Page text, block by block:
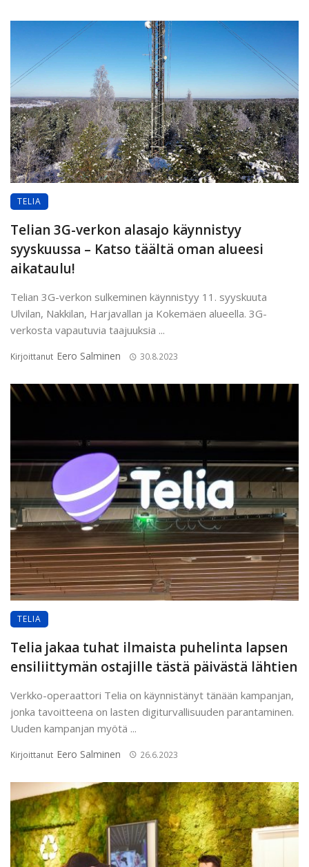
TELIA
Telian 3G-verkon alasajo käynnistyy
syyskuussa – Katso täältä oman alueesi
aikataulu!
Telian 3G-verkon sulkeminen käynnistyy 11. syyskuuta
Ulvilan, Nakkilan, Harjavallan ja Kokemäen alueella. 3G-
verkosta vapautuvia taajuuksia ...
Kirjoittanut Eero Salminen 30.8.2023
TELIA
Telia jakaa tuhat ilmaista puhelinta lapsen
ensiliittymän ostajille tästä päivästä lähtien
Verkko-operaattori Telia on käynnistänyt tänään kampanjan,
jonka tavoitteena on lasten digiturvallisuuden parantaminen.
Uuden kampanjan myötä ...
Kirjoittanut Eero Salminen 26.6.2023